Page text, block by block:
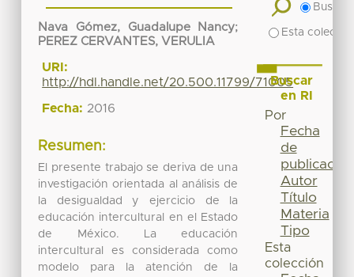
Nava Gómez, Guadalupe Nancy;
PEREZ CERVANTES, VERULIA
URI:
http://hdl.handle.net/20.500.11799/71005
Fecha: 2016
Resumen:
El presente trabajo se deriva de una
investigación orientada al análisis de
la desigualdad y ejercicio de la
educación intercultural en el Estado
de México. La educación
intercultural es considerada como
modelo para la atención de la
Buscar
Esta
Buscar
en RI
Por
Fecha
de
publicación
Autor
Título
Materia
Tipo
Esta
colección